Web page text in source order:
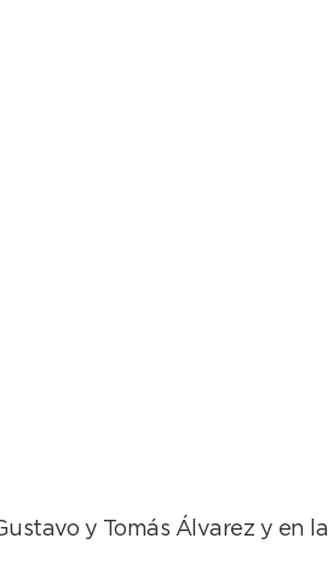
y Tomás Álvarez y en la